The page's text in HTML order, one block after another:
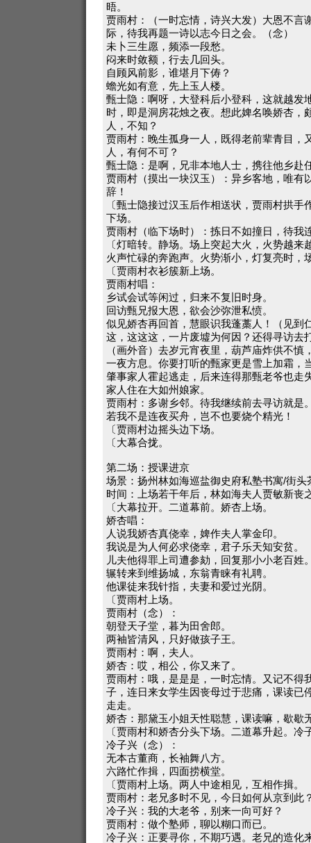
晤。
贾雨村：（一时忘情，诗兴大发）大恩不言
际，待我再题一诗以志今日之会。（念）
未卜三生愿，频添一段愁。
闷来时敛额，行去几回头。
自顾风前影，谁堪月下俦？
蟾光如有意，先上玉人楼。
甄士隐：啊呀，大登科后小登科，这就越发
时，即是洞房花烛之夜。想此婢名唤娇杏，
人，不知？
贾雨村：晚生孤身一人，既得老前辈青目，
人，有何不可？
甄士隐：是啊，兄非本地人士，携往他乡赴
贾雨村（摸出一块汉玉）：异乡客地，唯有
辞！
〔甄士隐接过汉玉后作相送状，贾雨村拱
下场。
贾雨村（临下场时）：拣日不如撞日，待我
〔灯暗转。静场。场上突起大火，火势越
火声忙碌的奔跑声。火势渐小，灯复亮时，
〔贾雨村衣衫簇新上场。
贾雨村唱：
乡试会试等闲过，归来不复旧时身。
回访甄兄报大恩，欲会沙弥泄私愤。
似见娇杏再回首，慧眼识我蓬藁人！（见到
这，这这这，一片废墟为何因？还得寻访去
（画外音）去岁元宵夜里，葫芦庙炸供不
一夜方息。你要打听的甄家更是雪上加霜，
肇事家人霍起逃走，后来连得那甄老爷也走
家人住在大如州娘家。
贾雨村：多谢乡邻。待我继续前去寻访就是
若我不是连夜买舟，岂不也要烧个精光！
〔贾雨村边摇头边下场。
〔大幕合拢。
第二场：授课进京
场景：扬州林如海巡盐御史府私塾书寓/街头
时间：上场若干年后，林如海夫人贾敏新丧
〔大幕拉开。二道幕前。娇杏上场。
娇杏唱：
人说我娇杏真侥幸，婢作夫人掌金印。
我说是为人何必求侥幸，君子乐天知安贫。
儿夫他得罪上司遭参劾，回复那小小老百姓
辗转来到维扬城，东翁青睐有礼聘。
他课徒来我针指，夫妻和爱过光阴。
〔贾雨村上场。
贾雨村（念）：
朝登天子堂，暮为田舍郎。
两袖皆清风，只好做孩子王。
贾雨村：啊，夫人。
娇杏：哎，相公，你又来了。
贾雨村：哦，是是是，一时忘情。又记不得
子，连日来女学生因丧母过于悲痛，课读已
走走。
娇杏：那黛玉小姐天性聪慧，课读嘛，歇歇
〔贾雨村和娇杏分头下场。二道幕升起。冷
冷子兴（念）：
无本古董商，长袖舞八方。
六路忙作揖，四面捞横堂。
〔贾雨村上场。两人中途相见，互相作揖。
贾雨村：老兄多时不见，今日如何从京到此
冷子兴：我的大老爷，别来一向可好？
贾雨村：做个塾师，聊以糊口而已。
冷子兴：正要寻你，不期巧遇。老兄的造化